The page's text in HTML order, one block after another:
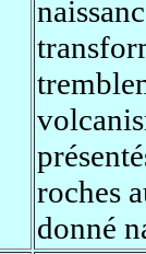
roches
donné